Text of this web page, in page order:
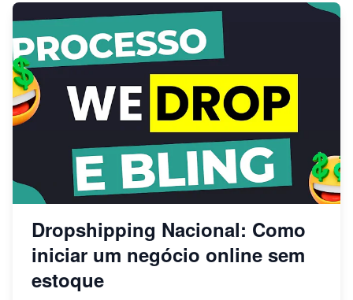
Dropshipping Nacional: Como
iniciar um negócio online sem
estoque